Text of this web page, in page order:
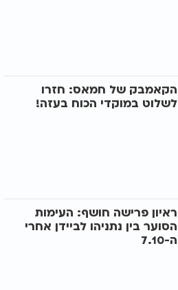
הקאמבק של חמאס: חזרו
לשלוט במוקדי הכוח בעזה!
ראיון פרישה חושף: העימות
הסוער בין נתניהו לביידן אחרי
ה-7.10